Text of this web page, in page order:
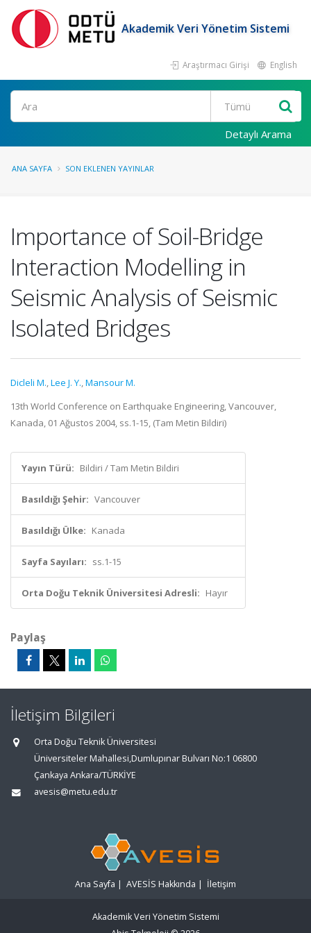
Akademik Veri Yönetim Sistemi
Araştırmacı Girişi English
Ara
Detaylı Arama
ANA SAYFA SON EKLENEN YAYINLAR
Importance of Soil-Bridge
Interaction Modelling in
Seismic Analysis of Seismic
Isolated Bridges
Dicleli M.,Lee J. Y.,Mansour M.
13th World Conference on Earthquake Engineering, Vancouver,
Kanada, 01 Ağustos 2004, ss.1-15, (Tam Metin Bildiri)
Yayın Türü: Bildiri / Tam Metin Bildiri
Basıldığı Şehir: Vancouver
Basıldığı Ülke: Kanada
Sayfa Sayıları: ss.1-15
Orta Doğu Teknik Üniversitesi Adresli: Hayır
Paylaş
İletişim Bilgileri
Orta Doğu Teknik Üniversitesi
Üniversiteler Mahallesi,Dumlupınar Bulvarı No:1 06800
Çankaya Ankara/TÜRKİYE
avesis@metu.edu.tr
Ana Sayfa | AVESİS Hakkında | İletişim
Akademik Veri Yönetim Sistemi